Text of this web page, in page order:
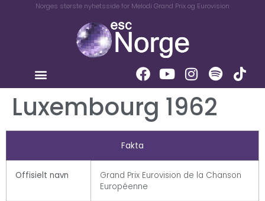
Norges største nyhetsside for Melodi Grand Prix og Eurovision
Luxembourg 1962
Fakta
Offisielt navn
Grand Prix Eurovision de la Chanson
Européenne